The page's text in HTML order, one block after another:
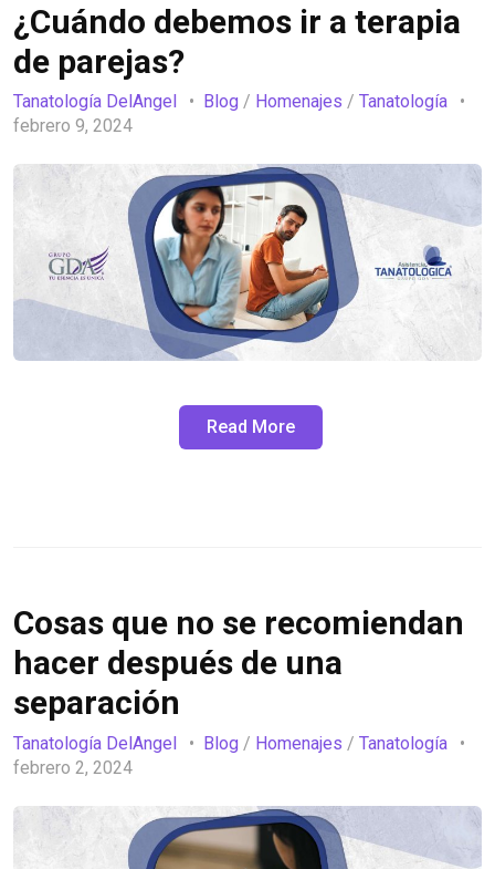
¿Cuándo debemos ir a terapia
de parejas?
Tanatología DelAngel Blog / Homenajes / Tanatología
febrero 9, 2024
Read More
Cosas que no se recomiendan
hacer después de una
separación
Tanatología DelAngel Blog / Homenajes / Tanatología
febrero 2, 2024